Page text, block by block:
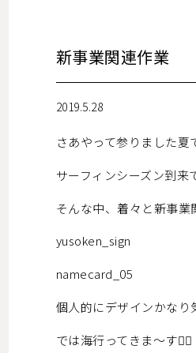
新事業関連作業
2019.5.28
さあやって参りました
サーフィンシーズン到来
そんな中、着々と新事業
yusoken_sign
namecard_05
個人的にデザインかなり
では海行ってきま〜す🏄‍♂️